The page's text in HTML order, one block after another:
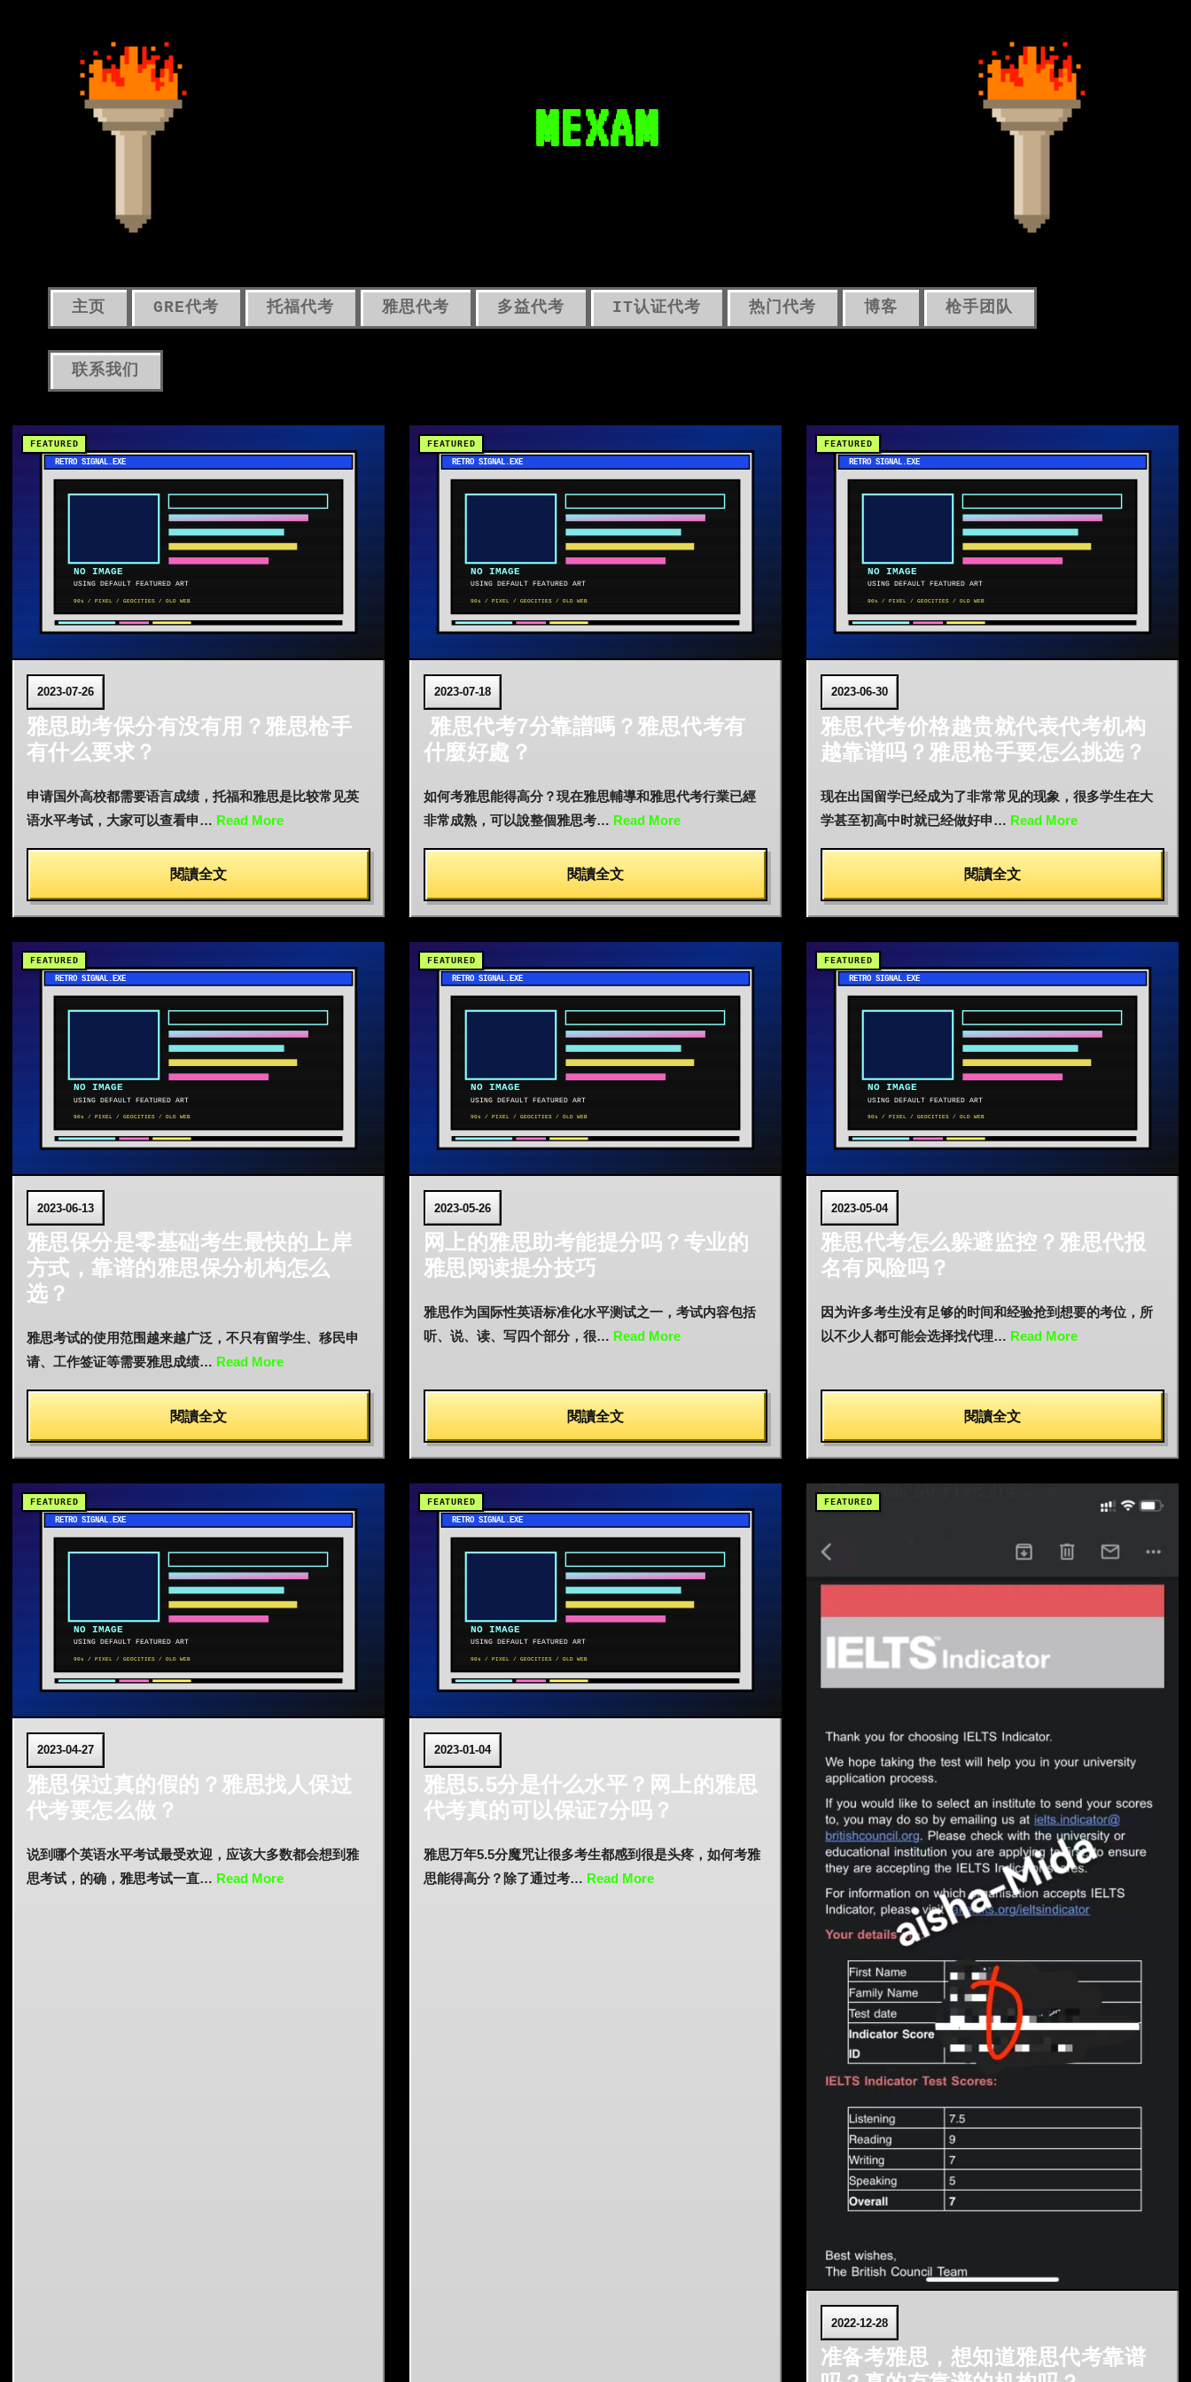
MEXAM
主页 GRE代考 托福代考 雅思代考 多益代考 IT认证代考 热门代考 博客 枪手团队
联系我们
2023-07-26
雅思助考保分有没有用？雅思枪手
有什么要求？
申请国外高校都需要语言成绩，托福和雅思是比较常见英
语水平考试，大家可以查看申… Read More
閱讀全文
2023-07-18
雅思代考7分靠譜嗎？雅思代考有
什麼好處？
如何考雅思能得高分？現在雅思輔導和雅思代考行業已經
非常成熟，可以說整個雅思考… Read More
閱讀全文
2023-06-30
雅思代考价格越贵就代表代考机构
越靠谱吗？雅思枪手要怎么挑选？
现在出国留学已经成为了非常常见的现象，很多学生在大
学甚至初高中时就已经做好申… Read More
閱讀全文
2023-06-13
雅思保分是零基础考生最快的上岸
方式，靠谱的雅思保分机构怎么
选？
雅思考试的使用范围越来越广泛，不只有留学生、移民申
请、工作签证等需要雅思成绩… Read More
閱讀全文
2023-05-26
网上的雅思助考能提分吗？专业的
雅思阅读提分技巧
雅思作为国际性英语标准化水平测试之一，考试内容包括
听、说、读、写四个部分，很… Read More
閱讀全文
2023-05-04
雅思代考怎么躲避监控？雅思代报
名有风险吗？
因为许多考生没有足够的时间和经验抢到想要的考位，所
以不少人都可能会选择找代理… Read More
閱讀全文
2023-04-27
雅思保过真的假的？雅思找人保过
代考要怎么做？
说到哪个英语水平考试最受欢迎，应该大多数都会想到雅
思考试，的确，雅思考试一直… Read More
2023-01-04
雅思5.5分是什么水平？网上的雅思
代考真的可以保证7分吗？
雅思万年5.5分魔咒让很多考生都感到很是头疼，如何考雅
思能得高分？除了通过考… Read More
2022-12-28
准备考雅思，想知道雅思代考靠谱